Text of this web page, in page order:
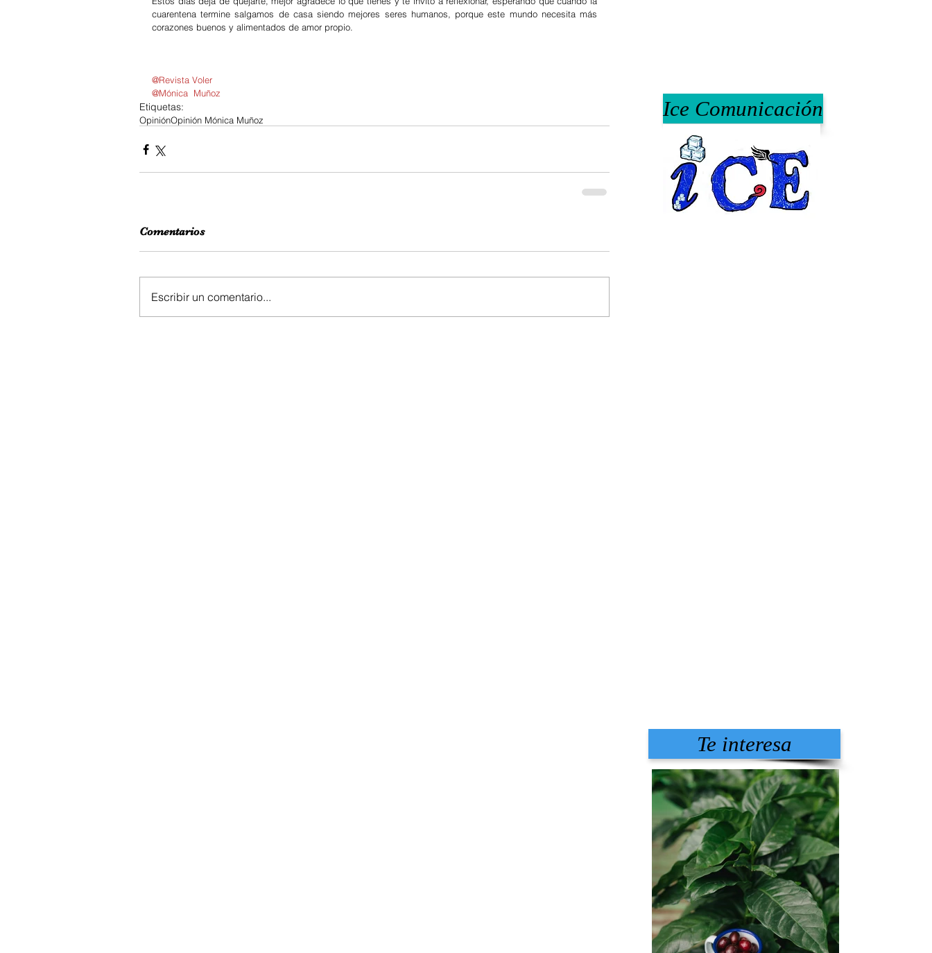
cuarentena termine salgamos de casa siendo mejores seres humanos, porque este mundo necesita más
corazones buenos y alimentados de amor propio.
@Revista Voler
@Mónica  Muñoz
Etiquetas:
OpiniónOpinión Mónica Muñoz
Comentarios
Escribir un comentario...
Ice Comunicación
Te interesa